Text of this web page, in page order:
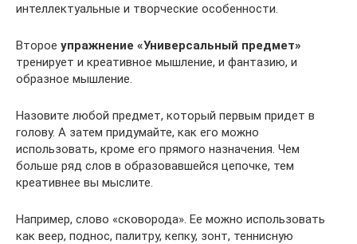
интеллектуальные и творческие особенности.
Второе упражнение «Универсальный предмет»
тренирует и креативное мышление, и фантазию, и
образное мышление.
Назовите любой предмет, который первым придет в
голову. А затем придумайте, как его можно
использовать, кроме его прямого назначения. Чем
больше ряд слов в образовавшейся цепочке, тем
креативнее вы мыслите.
Например, слово «сковорода». Ее можно использовать
как веер, поднос, палитру, кепку, зонт, теннисную